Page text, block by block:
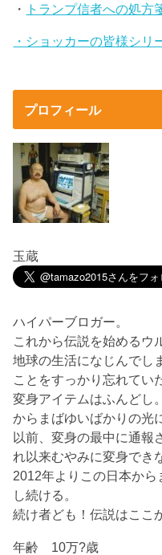
・ トランプ信者への処
・ショッカーの皆様シリ
プロフィール
玉蔵
ハイパーブロガー。
これから伝説を始めるウ
地球の生活になじんでし
ことをすっかり忘れてい
変身アイテムはふんどし
からまばゆいばかりの光
以前、変身の最中に通報
れ以来むやみに変身でき
2012年よりこの日本か
し続ける。
続け者ども！伝説はここ
年齢 10万?歳